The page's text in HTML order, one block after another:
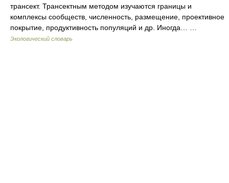
трансект. Трансектным методом изучаются границы и
комплексы сообществ, численность, размещение, проективное
покрытие, продуктивность популяций и др. Иногда… …
Экологический словарь